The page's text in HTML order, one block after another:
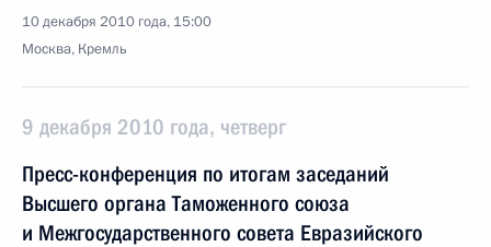
10 декабря 2010 года, 15:00
Москва, Кремль
9 декабря 2010 года, четверг
Пресс-конференция по итогам заседаний
Высшего органа Таможенного союза
и Межгосударственного совета Евразийского